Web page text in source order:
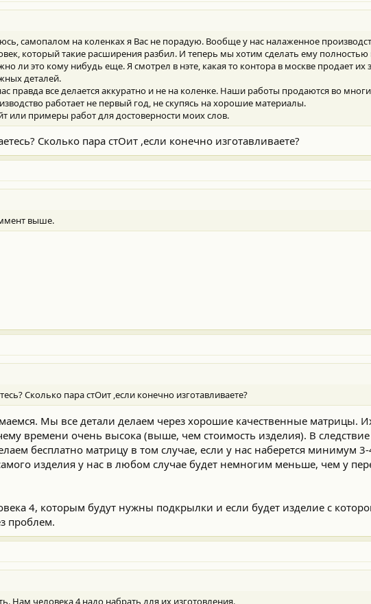
самопалом на коленках я Вас не порадую. Вообще у нас налаженное
который такие расширения разбил. И теперь мы хотим сделать ему полностью
ли это кому нибудь еще. Я смотрел в нэте, какая то контора в москве продает их
деталей.
правда все делается аккуратно и не на коленке. Наши работы продаются во
работает не первый год, не скупясь на хорошие материалы.
или примеры работ для достоверности моих слов.
Сколько пара стОит ,если конечно изготавливаете?
выше.
Сколько пара стОит ,если конечно изготавливаете?
Мы все детали делаем через хорошие качественные матрицы.
времени очень высока (выше, чем стоимость изделия). В
бесплатно матрицу в том случае, если у нас наберется минимум
изделия у нас в любом случае будет немногим меньше, чем у
4, которым будут нужны подкрылки и если будет изделие с
проблем.
Нам человека 4 надо набрать для их изготовления.